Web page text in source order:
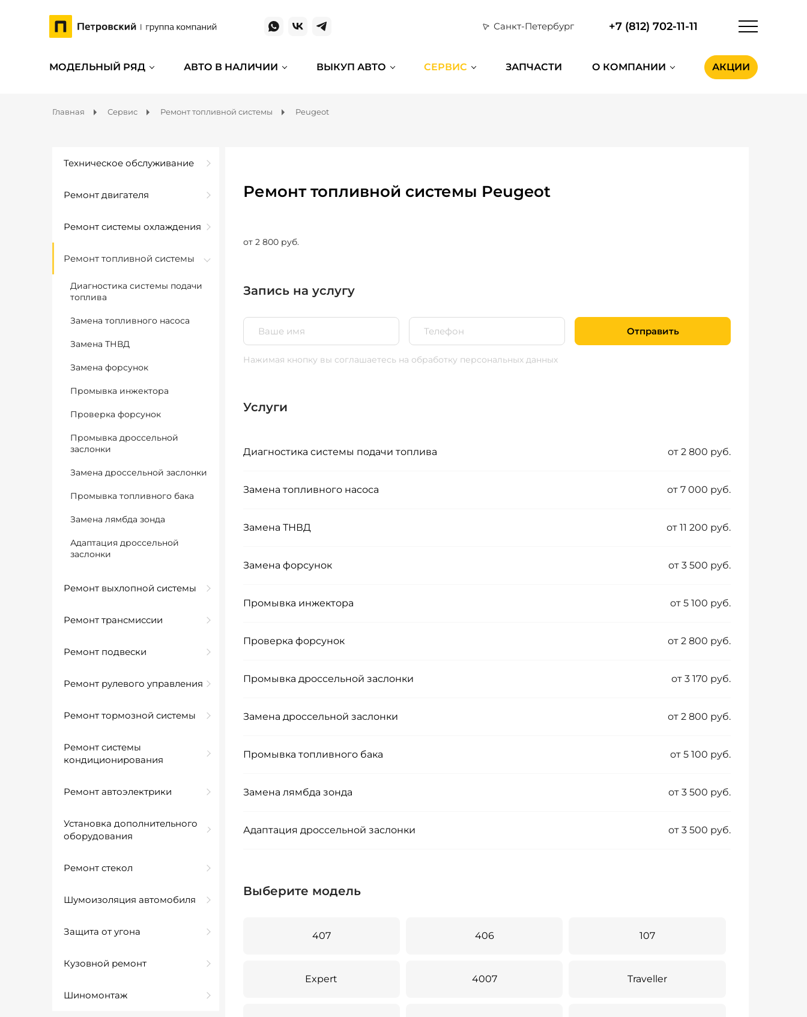
Санкт-Петербург +7 (812) 702-11-11
МОДЕЛЬНЫЙ РЯД АВТО В НАЛИЧИИ ВЫКУП АВТО СЕРВИС ЗАПЧАСТИ О КОМПАНИИ АКЦИИ
Главная Сервис Ремонт топливной системы Peugeot
Техническое обслуживание
Ремонт двигателя
Ремонт системы охлаждения
Ремонт топливной системы
Диагностика системы подачи
топлива
Замена топливного насоса
Замена ТНВД
Замена форсунок
Промывка инжектора
Проверка форсунок
Промывка дроссельной
заслонки
Замена дроссельной заслонки
Промывка топливного бака
Замена лямбда зонда
Адаптация дроссельной
заслонки
Ремонт выхлопной системы
Ремонт трансмиссии
Ремонт подвески
Ремонт рулевого управления
Ремонт тормозной системы
Ремонт системы
кондиционирования
Ремонт автоэлектрики
Установка дополнительного
оборудования
Ремонт стекол
Шумоизоляция автомобиля
Защита от угона
Кузовной ремонт
Шиномонтаж
Ремонт топливной системы Peugeot
от 2 800 руб.
Запись на услугу
Отправить
Нажимая кнопку вы соглашаетесь на обработку персональных данных
Услуги
Диагностика системы подачи топлива от 2 800 руб.
Замена топливного насоса от 7 000 руб.
Замена ТНВД от 11 200 руб.
Замена форсунок от 3 500 руб.
Промывка инжектора от 5 100 руб.
Проверка форсунок от 2 800 руб.
Промывка дроссельной заслонки от 3 170 руб.
Замена дроссельной заслонки от 2 800 руб.
Промывка топливного бака от 5 100 руб.
Замена лямбда зонда от 3 500 руб.
Адаптация дроссельной заслонки от 3 500 руб.
Выберите модель
407 406 107
Expert 4007 Traveller